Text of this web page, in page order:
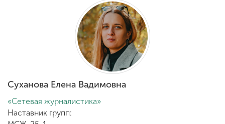
Суханова Елена Вадимовна
«Сетевая журналистика»
Наставник групп: